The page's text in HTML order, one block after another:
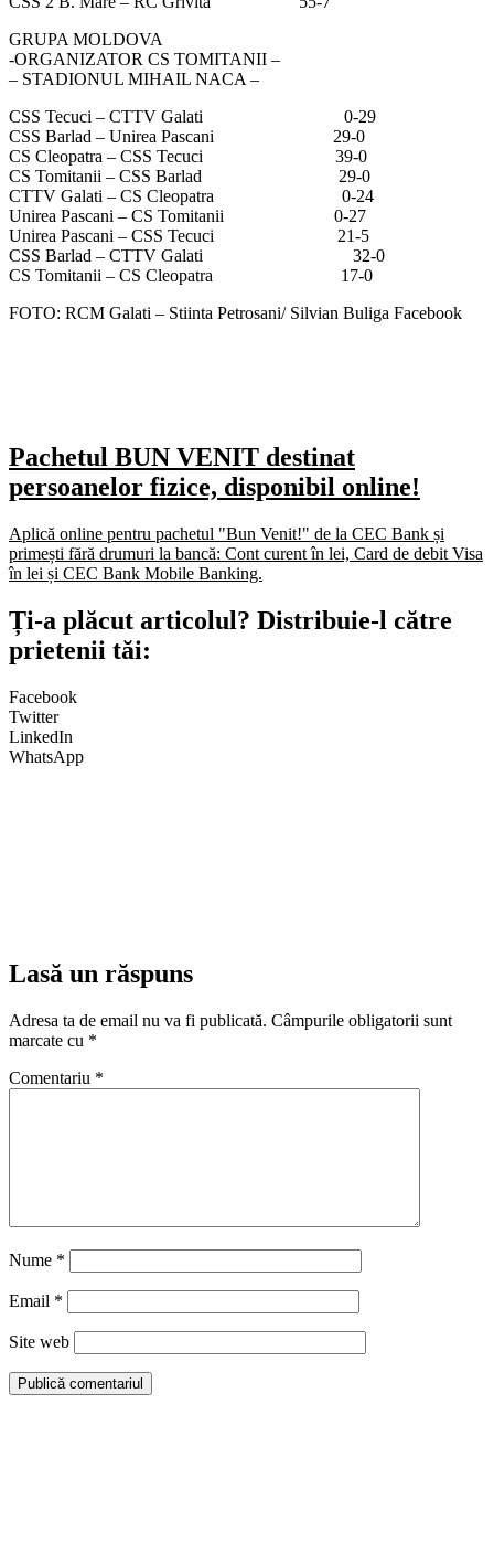
GRUPA MOLDOVA
-ORGANIZATOR CS TOMITANII –
– STADIONUL MIHAIL NACA –
CSS Tecuci – CTTV Galati 0-29
CSS Barlad – Unirea Pascani 29-0
CS Cleopatra – CSS Tecuci 39-0
CS Tomitanii – CSS Barlad 29-0
CTTV Galati – CS Cleopatra 0-24
Unirea Pascani – CS Tomitanii 0-27
Unirea Pascani – CSS Tecuci 21-5
CSS Barlad – CTTV Galati 32-0
CS Tomitanii – CS Cleopatra 17-0
FOTO: RCM Galati – Stiinta Petrosani/ Silvian Buliga Facebook
Pachetul BUN VENIT destinat
persoanelor fizice, disponibil online!
Aplică online pentru pachetul "Bun Venit!" de la CEC Bank și
primești fără drumuri la bancă: Cont curent în lei, Card de debit Visa
în lei și CEC Bank Mobile Banking.​
Ți-a plăcut articolul? Distribuie-l către
prietenii tăi:
Facebook
Twitter
LinkedIn
WhatsApp
Lasă un răspuns
Adresa ta de email nu va fi publicată. Câmpurile obligatorii sunt
marcate cu *
Comentariu *
Nume *
Email *
Site web